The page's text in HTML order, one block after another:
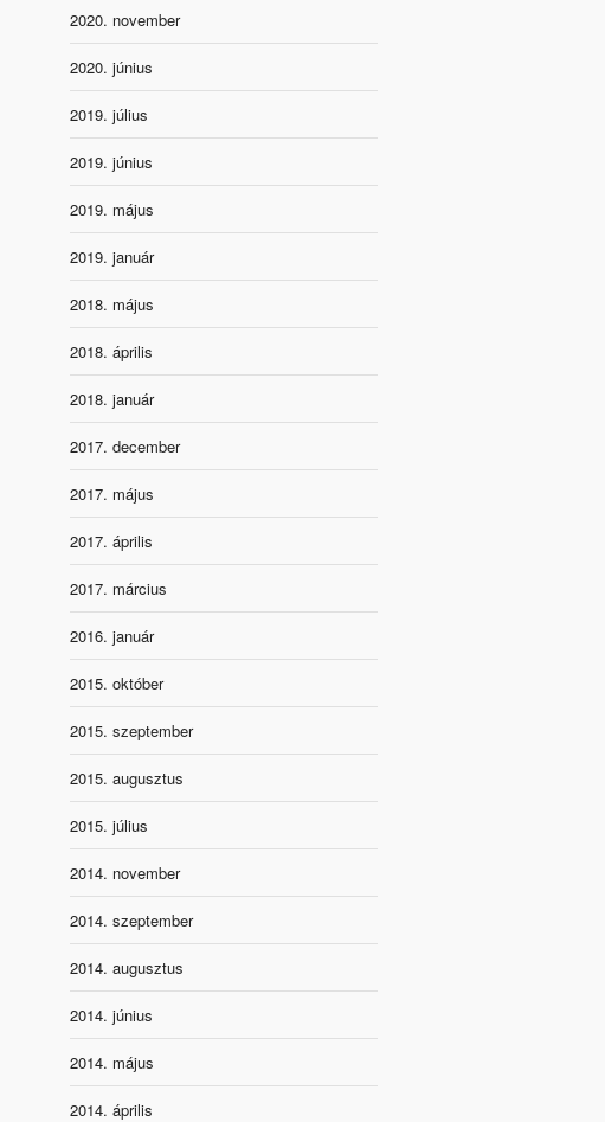
2020. november
2020. június
2019. július
2019. június
2019. május
2019. január
2018. május
2018. április
2018. január
2017. december
2017. május
2017. április
2017. március
2016. január
2015. október
2015. szeptember
2015. augusztus
2015. július
2014. november
2014. szeptember
2014. augusztus
2014. június
2014. május
2014. április